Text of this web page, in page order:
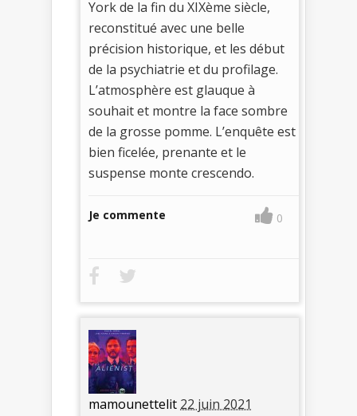
York de la fin du XIXème siècle,
reconstitué avec une belle
précision historique, et les début
de la psychiatrie et du profilage.
L’atmosphère est glauque à
souhait et montre la face sombre
de la grosse pomme. L’enquête est
bien ficelée, prenante et le
suspense monte crescendo.
Je commente 0
mamounettelit 22 juin 2021